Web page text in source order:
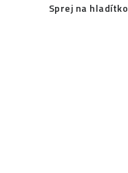
Sprej na hladítko